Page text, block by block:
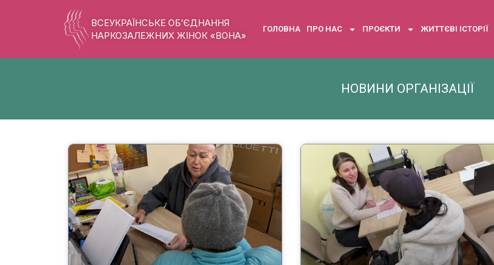
ВСЕУКРАЇНСЬКЕ ОБ’ЄДНАННЯ
НАРКОЗАЛЕЖНИХ ЖІНОК «ВОНА»
ГОЛОВНА ПРО НАС ПРОЄКТИ ЖИТТЄВІ ІСТОРІЇ
НОВИНИ ОРГАНІЗАЦІЇ